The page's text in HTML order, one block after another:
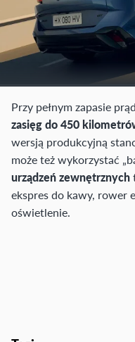
Przy pełnym zapasie
zasięg do 450
wersją produkcyjną
może też wykorzystać
urządzeń zewnętrznych
ekspres do kawy, rower
oświetlenie.